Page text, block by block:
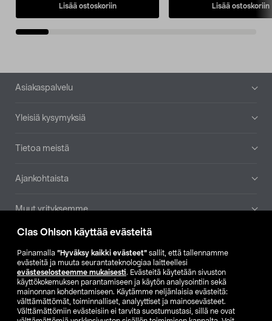
Clas Ohlson käyttää evästeitä
Painamalla ”Hyväksy kaikki evästeet” sallit, että tallennamme
evästeitä ja muuta seurantateknologiaa laitteellesi
evästeselosteemme mukaisesti. Evästeitä käytetään sivuston
käyttökokemuksen parantamiseen ja käytön analysointiin sekä
mainonnan kohdentamiseen. Käytämme neljänlaisia evästeitä:
välttämättömät, toiminnalliset, analyyttiset ja mainosevästeet.
Välttämättömiin evästeisiin ei tarvita suostumustasi, sillä ne ovat
Lisää ostoskoriin Lisää ostoskoriin
Alatunniste
Asiakaspalvelu
Yleisiä kysymyksiä
Tietoa meistä
Ajankohtaista
Muut yrityksemme
Etsi myymälä
SE NO FI
FI SV